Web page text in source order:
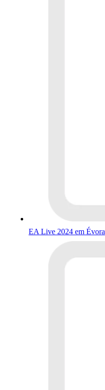
EA Live 2024 em Évora